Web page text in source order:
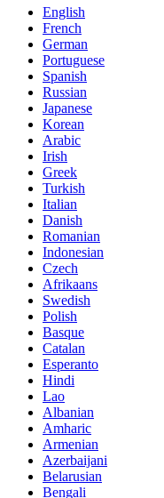
English
French
German
Portuguese
Spanish
Russian
Japanese
Korean
Arabic
Irish
Greek
Turkish
Italian
Danish
Romanian
Indonesian
Czech
Afrikaans
Swedish
Polish
Basque
Catalan
Esperanto
Hindi
Lao
Albanian
Amharic
Armenian
Azerbaijani
Belarusian
Bengali